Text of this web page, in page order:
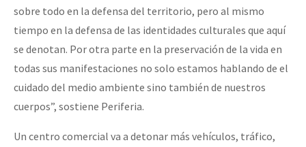
sobre todo en la defensa del territorio, pero al mismo
tiempo en la defensa de las identidades culturales que aquí
se denotan. Por otra parte en la preservación de la vida en
todas sus manifestaciones no solo estamos hablando de el
cuidado del medio ambiente sino también de nuestros
cuerpos”, sostiene Periferia.
Un centro comercial va a detonar más vehículos, tráfico,